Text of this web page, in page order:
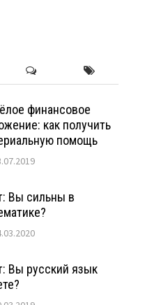
финансовое
как получить
помощь
Вы сильны в
Вы русский язык